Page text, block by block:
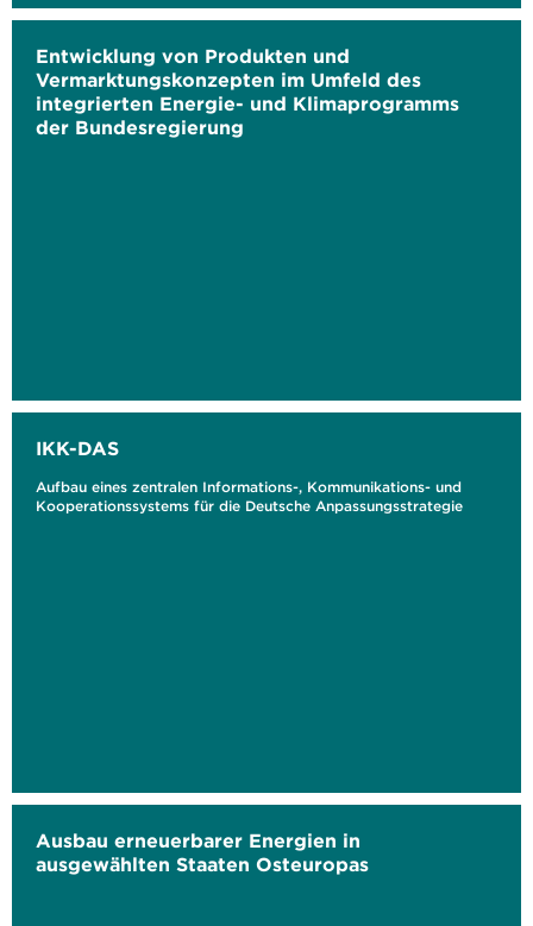
Entwicklung von Produkten und
Vermarktungskonzepten im Umfeld des
integrierten Energie- und Klimaprogramms
der Bundesregierung
IKK-DAS
Aufbau eines zentralen Informations-, Kommunikations- und
Kooperationssystems für die Deutsche Anpassungsstrategie
Ausbau erneuerbarer Energien in
ausgewählten Staaten Osteuropas